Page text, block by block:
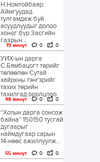
Н.Номтойбаяр:
Аймгуудад
тулгамдаж буй
асуудлуудыг долоо
хоног бүр Засгийн
газрын...
19 минут 0 0
УИХ-ын дарга
С.Бямбацогт төрийг
төлөөлөн Сутай
хайрхны тэнгэрийг
тахих төрийн
тахилгад оролцлоо
48 минут 0 0
“Хотын дарга сонсож
байна” 150150 тусгай
дугаарыг
наймдугаар сарын
14-нөөс ажиллуулж...
55 минут 0 0